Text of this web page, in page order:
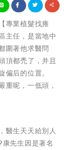
專業植髮找雍
主任，是當地中
圍著他求醫問
頂都禿了，并且
后的位置。
重呢，一低頭，
醫生天天給別人
先生因是著名